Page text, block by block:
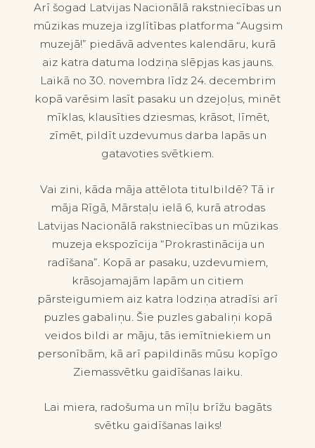
Arī šogad Latvijas Nacionālā rakstniecības un
mūzikas muzeja izglītības platforma “Augsim
muzejā!” piedāvā adventes kalendāru, kurā
aiz katra datuma lodziņa slēpjas kas jauns.
Laikā no 30. novembra līdz 24. decembrim
kopā varēsim lasīt pasaku un dzejoļus, minēt
mīklas, klausīties dziesmas, krāsot, līmēt,
zīmēt, pildīt uzdevumus darba lapās un
gatavoties svētkiem.
Vai zini, kāda māja attēlota titulbildē? Tā ir
māja Rīgā, Mārstaļu ielā 6, kurā atrodas
Latvijas Nacionālā rakstniecības un mūzikas
muzeja ekspozīcija “Prokrastinācija un
radīšana”. Kopā ar pasaku, uzdevumiem,
krāsojamajām lapām un citiem
pārsteigumiem aiz katra lodziņa atradīsi arī
puzles gabaliņu. Šie puzles gabaliņi kopā
veidos bildi ar māju, tās iemītniekiem un
personībām, kā arī papildinās mūsu kopīgo
Ziemassvētku gaidīšanas laiku.
Lai miera, radošuma un mīļu brīžu bagāts
svētku gaidīšanas laiks!